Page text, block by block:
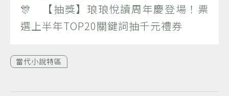
🎊 【抽獎】琅琅悅讀周年慶登場！票
選上半年TOP20關鍵詞抽千元禮券
當代小說特區